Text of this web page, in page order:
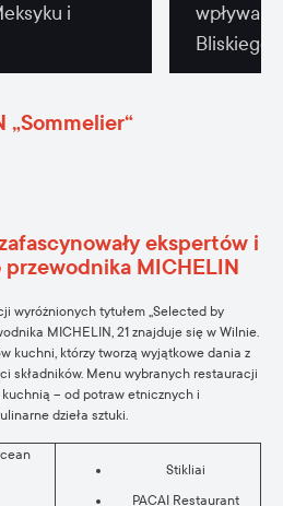
i
Bliskiego
„Sommelier“
ekspertów i
MICHELIN
wyróżnionych tytułem „Selected by
MICHELIN, 21 znajduje się w Wilnie.
kuchni, którzy tworzą wyjątkowe dania z
składników. Menu wybranych restauracji
– od potraw etnicznych i
dzieła sztuki.
Stikliai
PACAI Restaurant